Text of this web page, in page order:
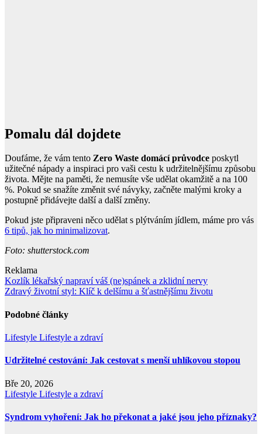
Pomalu dál dojdete
Doufáme, že vám tento Zero Waste domácí průvodce poskytl
užitečné nápady a inspiraci pro vaši cestu k udržitelnějšímu způsobu
života. Mějte na paměti, že nemusíte vše udělat okamžitě a na 100
%. Pokud se snažíte změnit své návyky, začněte malými kroky a
postupně přidávejte další a další změny.
Pokud jste připraveni něco udělat s plýtváním jídlem, máme pro vás
6 tipů, jak ho minimalizovat.
Foto: shutterstock.com
Reklama
Navigace
pro
příspěvek
Kozlík lékařský napraví váš (ne)spánek a zklidní nervy
Zdravý životní styl: Klíč k delšímu a šťastnějšímu životu
Podobné články
Lifestyle Lifestyle a zdraví
Udržitelné cestování: Jak cestovat s menší uhlíkovou stopou
Bře 20, 2026
Lifestyle Lifestyle a zdraví
Syndrom vyhoření: Jak ho překonat a jaké jsou jeho příznaky?